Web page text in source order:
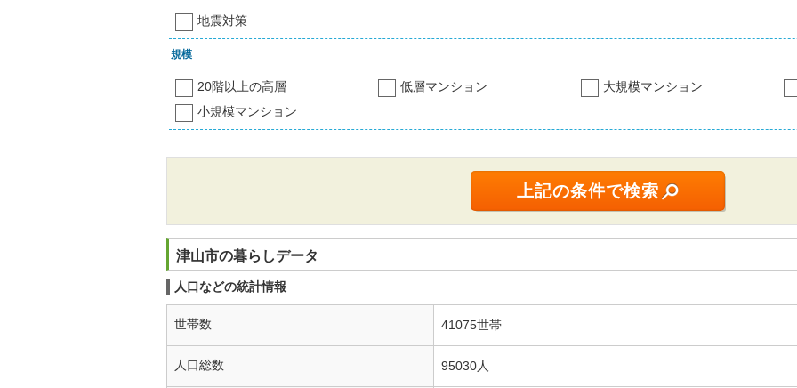
地震対策
規模
20階以上の高層 低層マンション
大規模マンション
小規模マンション
津山市の暮らしデータ
人口などの統計情報
世帯数 41075世帯
人口総数 95030人